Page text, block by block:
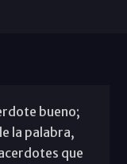
bueno;
la palabra,
que